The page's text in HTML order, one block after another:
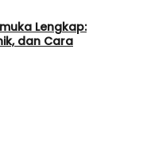
Lengkap:
dan Cara